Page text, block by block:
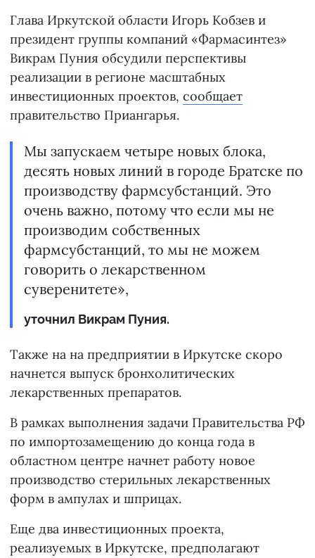
Глава Иркутской области Игорь Кобзев и
президент группы компаний «Фармасинтез»
Викрам Пуния обсудили перспективы
реализации в регионе масштабных
инвестиционных проектов, сообщает
правительство Приангарья.
Мы запускаем четыре новых блока,
десять новых линий в городе Братске по
производству фармсубстанций. Это
очень важно, потому что если мы не
производим собственных
фармсубстанций, то мы не можем
говорить о лекарственном
суверенитете»,
уточнил Викрам Пуния.
Также на на предприятии в Иркутске скоро
начнется выпуск бронхолитических
лекарственных препаратов.
В рамках выполнения задачи Правительства РФ
по импортозамещению до конца года в
областном центре начнет работу новое
производство стерильных лекарственных
форм в ампулах и шприцах.
Еще два инвестиционных проекта,
реализуемых в Иркутске, предполагают